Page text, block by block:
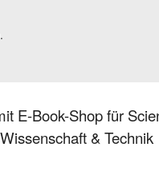
E-Book-Shop für
& Technik